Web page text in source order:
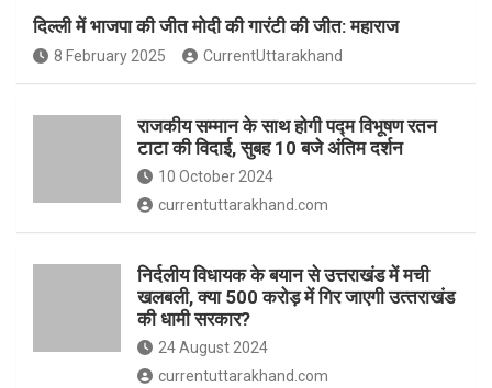
b
o
o
s
A
p
p
e
दिल्ली में भाजपा की जीत मोदी की गारंटी की जीत: महाराज
8 February 2025 CurrentUttarakhand
राजकीय सम्मान के साथ होगी पद्म विभूषण रतन
टाटा की विदाई, सुबह 10 बजे अंतिम दर्शन
10 October 2024
currentuttarakhand.com
निर्दलीय विधायक के बयान से उत्तराखंड में मची
खलबली, क्‍या 500 करोड़ में गिर जाएगी उत्‍तराखंड
की धामी सरकार?
24 August 2024
currentuttarakhand.com